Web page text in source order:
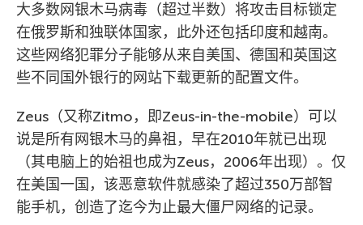
大多数网银木马病毒（超过半数）将攻击目标锁定
在俄罗斯和独联体国家，此外还包括印度和越南。
这些网络犯罪分子能够从来自美国、德国和英国这
些不同国外银行的网站下载更新的配置文件。
Zeus（又称Zitmo，即Zeus-in-the-mobile）可以
说是所有网银木马的鼻祖，早在2010年就已出现
（其电脑上的始祖也成为Zeus，2006年出现）。仅
在美国一国，该恶意软件就感染了超过350万部智
能手机，创造了迄今为止最大僵尸网络的记录。